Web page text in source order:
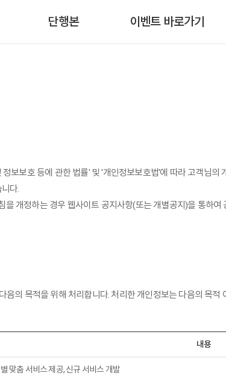
단행본 이벤트 바로가기
보보호 등에 관한 법률' 및 '개인정보보호법'에 따라 고객님
다.
개정하는 경우 웹사이트 공지사항(또는 개별공지)을 통하여
음의 목적을 위해 처리합니다. 처리한 개인정보는 다음의 목
내용
맞춤 서비스 제공, 신규 서비스 개발